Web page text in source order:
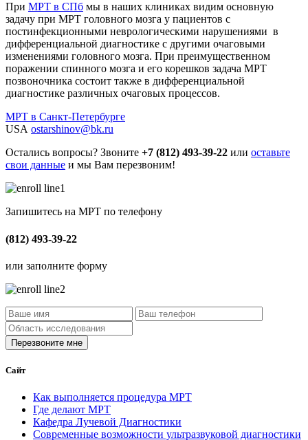
При МРТ в СПб мы в наших клиниках видим основную
задачу при МРТ головного мозга у пациентов с
постинфекционными неврологическими нарушениями в
дифференциальной диагностике с другими очаговыми
изменениями головного мозга. При преимущественном
поражении спинного мозга и его корешков задача МРТ
позвоночника состоит также в дифференциальной
диагностике различных очаговых процессов.
МРТ в Санкт-Петербурге
USA ostarshinov@bk.ru
Остались вопросы? Звоните +7 (812) 493-39-22 или оставьте
свои данные и мы Вам перезвоним!
Запишитесь на МРТ по телефону
(812) 493-39-22
или заполните форму
Сайт
Как выполняется процедура МРТ
Где делают МРТ
Кафедра Лучевой Диагностики
Современные возможности ультразвуковой диагностики